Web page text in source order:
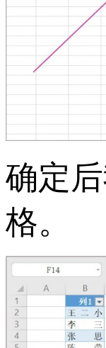
确定
格。